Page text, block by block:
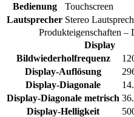
Bedienung
Touchscreen
Lautsprecher Stereo
Produkteigenschaften –
Display
Bildwiederholfrequenz
Display-Auflösung
Display-Diagonale
Display-Diagonale metrisch
Display-Helligkeit